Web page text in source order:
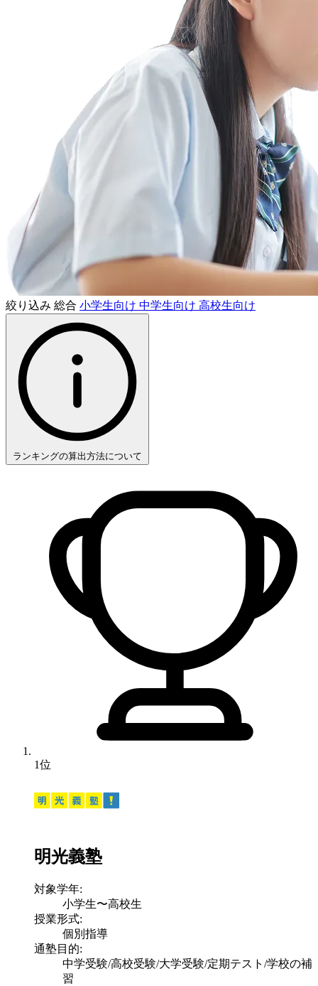
絞り込み 総合 小学生向け 中学生向け 高校生向け
ランキングの算出方法について
1位
明光義塾
対象学年:
小学生〜高校生
授業形式:
個別指導
通塾目的:
中学受験/高校受験/大学受験/定期テスト/学校の補
習